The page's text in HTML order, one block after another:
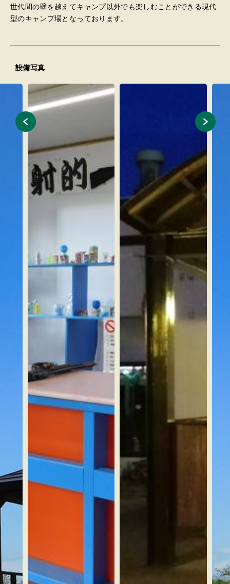
世代間の壁を越えてキャンプ以外でも楽しむことができる現代
型のキャンプ場となっております。
設備写真